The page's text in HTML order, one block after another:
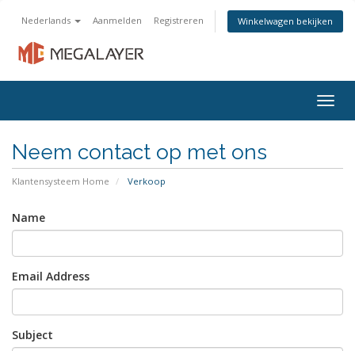
Nederlands Aanmelden Registreren Winkelwagen bekijken
Neem contact op met ons
Klantensysteem Home Verkoop
Name
Email Address
Subject